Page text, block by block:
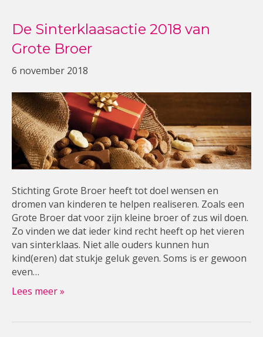
De Sinterklaasactie 2018 van
Grote Broer
6 november 2018
Stichting Grote Broer heeft tot doel wensen en
dromen van kinderen te helpen realiseren. Zoals een
Grote Broer dat voor zijn kleine broer of zus wil doen.
Zo vinden we dat ieder kind recht heeft op het vieren
van sinterklaas. Niet alle ouders kunnen hun
kind(eren) dat stukje geluk geven. Soms is er gewoon
even…
Lees meer »